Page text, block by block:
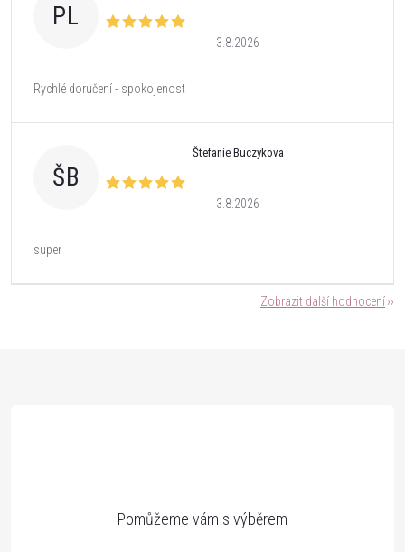
PL
3.8.2026
Rychlé doručení - spokojenost
ŠB
Štefanie Buczykova
3.8.2026
super
Zobrazit další hodnocení